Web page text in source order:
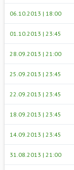
06.10.2013 | 18:00
01.10.2013 | 23:45
28.09.2013 | 21:00
25.09.2013 | 23:45
22.09.2013 | 23:45
18.09.2013 | 23:45
14.09.2013 | 23:45
31.08.2013 | 21:00